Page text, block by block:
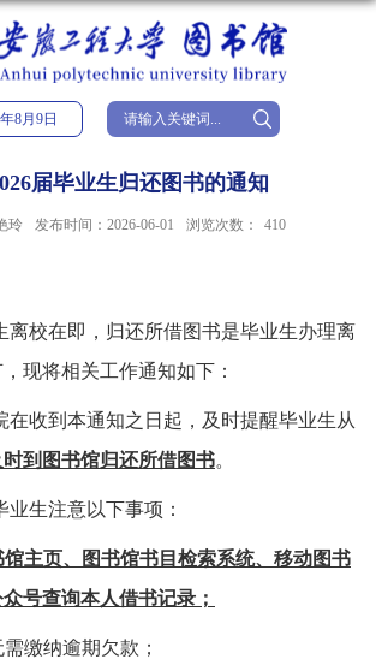
年8月9日
届毕业生归还图书的通知
玲 发布时间：2026-06-01 浏览次数： 410
离校在即，归还所借图书是毕业生办理离
现将相关工作通知如下：
在收到本通知之日起，及时提醒毕业生从
到图书馆归还所借图书。
业生注意以下事项：
主页、图书馆书目检索系统、移动图书
号查询本人借书记录；
缴纳逾期欠款；